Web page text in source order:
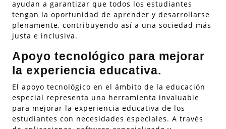
ayudan a garantizar que todos los estudiantes
tengan la oportunidad de aprender y desarrollarse
plenamente, contribuyendo así a una sociedad más
justa e inclusiva.
Apoyo tecnológico para mejorar
la experiencia educativa.
El apoyo tecnológico en el ámbito de la educación
especial representa una herramienta invaluable
para mejorar la experiencia educativa de los
estudiantes con necesidades especiales. A través